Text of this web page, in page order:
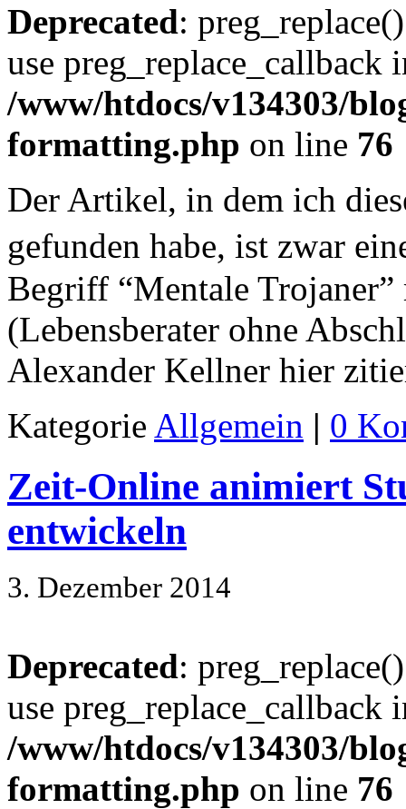
Deprecated:
use preg_replace_callback
/www/htdocs/v134303/
formatting.php on line 76
Der Artikel, in dem ich
gefunden habe, ist zwar
Begriff “Mentale
(Lebensberater ohne
Alexander Kellner hier
Kategorie Allgemein | 0
Zeit-Online animiert
entwickeln
3. Dezember 2014
Deprecated:
use preg_replace_callback
/www/htdocs/v134303/
formatting.php on line 76